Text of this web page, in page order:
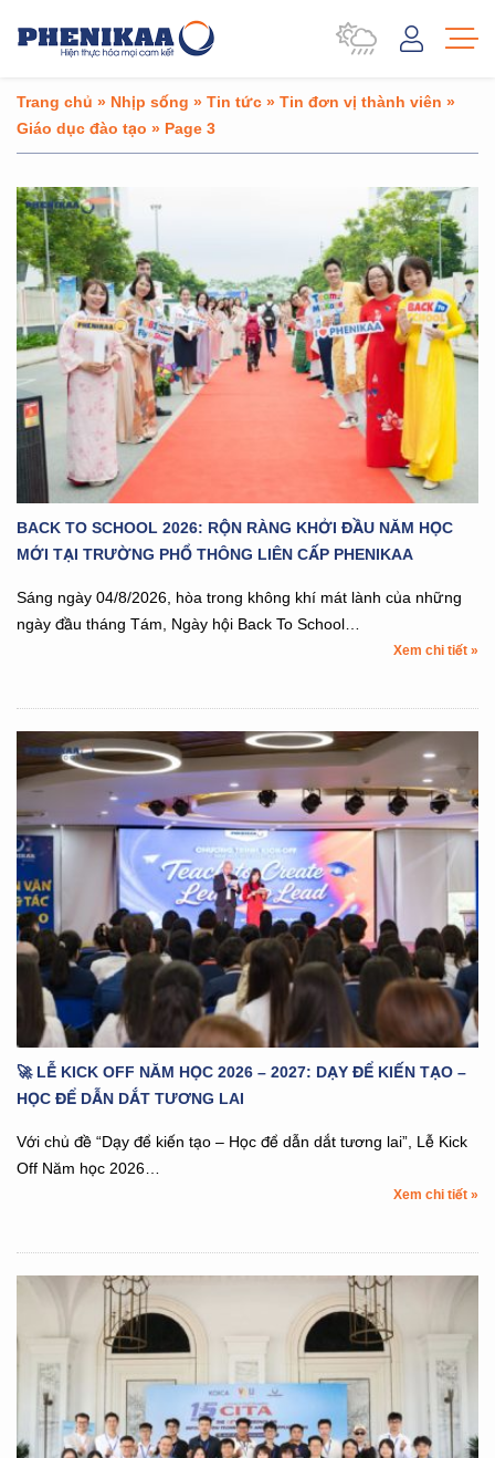
Trang chủ » Nhịp sống » Tin tức » Tin đơn vị thành viên »
Giáo dục đào tạo » Page 3
BACK TO SCHOOL 2026: RỘN RÀNG KHỞI ĐẦU NĂM HỌC
MỚI TẠI TRƯỜNG PHỔ THÔNG LIÊN CẤP PHENIKAA
Sáng ngày 04/8/2026, hòa trong không khí mát lành của những
ngày đầu tháng Tám, Ngày hội Back To School…
Xem chi tiết »
🚀 LỄ KICK OFF NĂM HỌC 2026 – 2027: DẠY ĐỂ KIẾN TẠO –
HỌC ĐỂ DẪN DẮT TƯƠNG LAI
Với chủ đề “Dạy để kiến tạo – Học để dẫn dắt tương lai”, Lễ Kick
Off Năm học 2026…
Xem chi tiết »